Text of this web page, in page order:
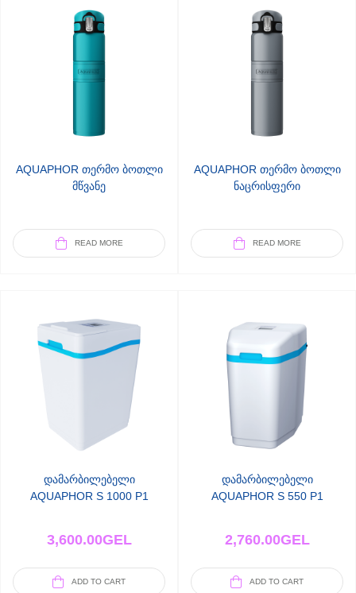
AQUAPHOR თერმო ბოთლი
მწვანე
READ MORE
AQUAPHOR თერმო ბოთლი
ნაცრისფერი
READ MORE
დამარბილებელი
AQUAPHOR S 1000 P1
3,600.00GEL
ADD TO CART
დამარბილებელი
AQUAPHOR S 550 P1
2,760.00GEL
ADD TO CART